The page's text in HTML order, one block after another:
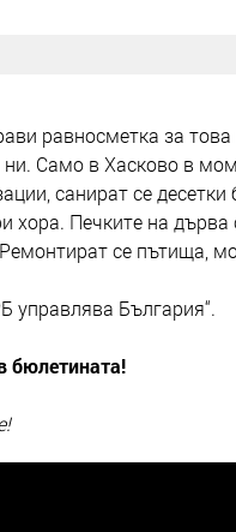
равносметка за
ни. Само в Хасково в
санират се десетки
хора. Печките на дърва
се пътища,
управлява България“.
бюлетината!